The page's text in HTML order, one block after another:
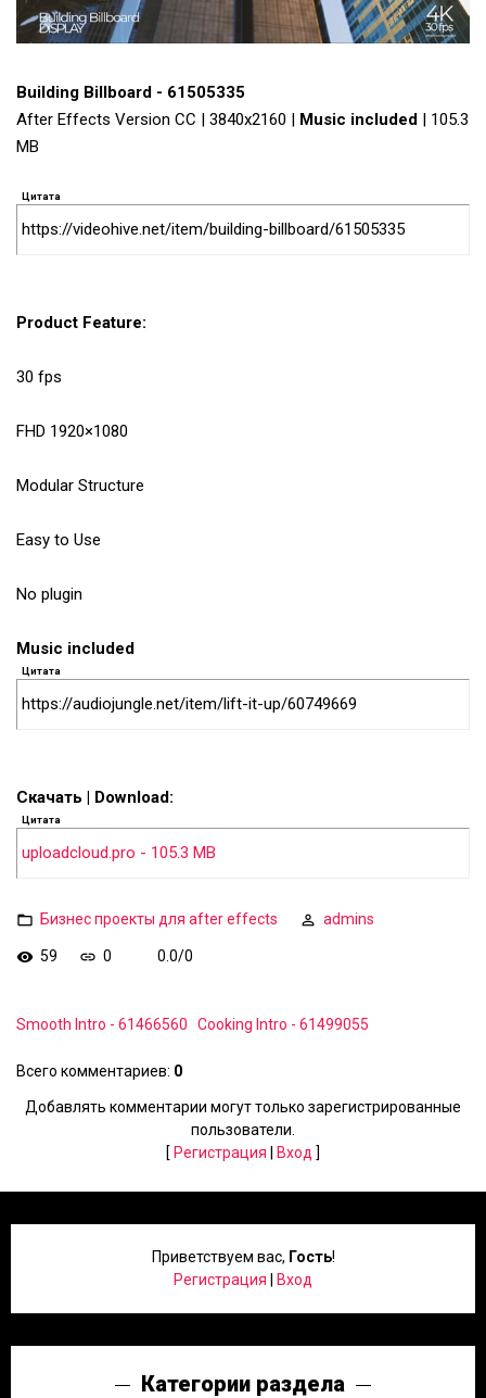
Building Billboard - 61505335
After Effects Version CC | 3840x2160 | Music included | 105.3
MB
Цитата
https://videohive.net/item/building-billboard/61505335
Product Feature:
30 fps
FHD 1920×1080
Modular Structure
Easy to Use
No plugin
Music included
Цитата
https://audiojungle.net/item/lift-it-up/60749669
Скачать | Download:
Цитата
uploadcloud.pro - 105.3 MB
Бизнес проекты для after effects admins
59 0 0.0/0
Smooth Intro - 61466560 Cooking Intro - 61499055
Всего комментариев: 0
Добавлять комментарии могут только зарегистрированные
пользователи.
[ Регистрация Вход ]
Приветствуем вас, Гость!
Регистрация
Вход
Категории раздела